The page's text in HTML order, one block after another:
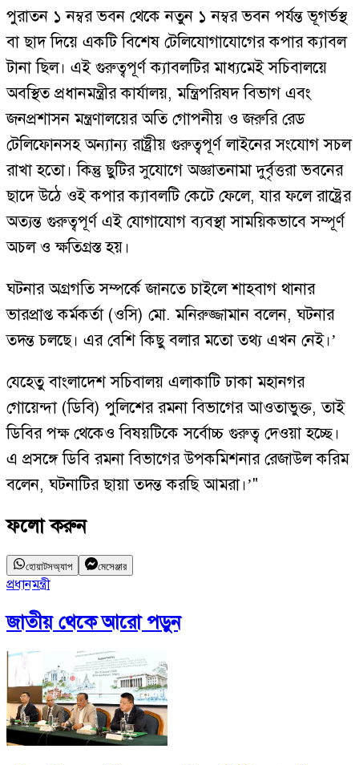
পুরাতন ১ নম্বর ভবন থেকে নতুন ১ নম্বর ভবন পর্যন্ত ভূগর্ভস্থ
বা ছাদ দিয়ে একটি বিশেষ টেলিযোগাযোগের কপার ক্যাবল
টানা ছিল। এই গুরুত্বপূর্ণ ক্যাবলটির মাধ্যমেই সচিবালয়ে
অবস্থিত প্রধানমন্ত্রীর কার্যালয়, মন্ত্রিপরিষদ বিভাগ এবং
জনপ্রশাসন মন্ত্রণালয়ের অতি গোপনীয় ও জরুরি রেড
টেলিফোনসহ অন্যান্য রাষ্ট্রীয় গুরুত্বপূর্ণ লাইনের সংযোগ সচল
রাখা হতো। কিন্তু ছুটির সুযোগে অজ্ঞাতনামা দুর্বৃত্তরা ভবনের
ছাদে উঠে ওই কপার ক্যাবলটি কেটে ফেলে, যার ফলে রাষ্ট্রের
অত্যন্ত গুরুত্বপূর্ণ এই যোগাযোগ ব্যবস্থা সাময়িকভাবে সম্পূর্ণ
অচল ও ক্ষতিগ্রস্ত হয়।
ঘটনার অগ্রগতি সম্পর্কে জানতে চাইলে শাহবাগ থানার
ভারপ্রাপ্ত কর্মকর্তা (ওসি) মো. মনিরুজ্জামান বলেন, ঘটনার
তদন্ত চলছে। এর বেশি কিছু বলার মতো তথ্য এখন নেই।’
যেহেতু বাংলাদেশ সচিবালয় এলাকাটি ঢাকা মহানগর
গোয়েন্দা (ডিবি) পুলিশের রমনা বিভাগের আওতাভুক্ত, তাই
ডিবির পক্ষ থেকেও বিষয়টিকে সর্বোচ্চ গুরুত্ব দেওয়া হচ্ছে।
এ প্রসঙ্গে ডিবি রমনা বিভাগের উপকমিশনার রেজাউল করিম
বলেন, ঘটনাটির ছায়া তদন্ত করছি আমরা।’"
ফলো করুন
হোয়াটসঅ্যাপ মেসেঞ্জার
প্রধানমন্ত্রী
জাতীয়থেকে আরো পড়ুন